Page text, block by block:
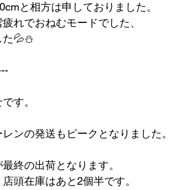
と相方は申しておりました。
れでおねむモードでした、
💦⛄
す。
ンの発送もピークとなりました。
終の出荷となります。
頭在庫はあと2個半です。